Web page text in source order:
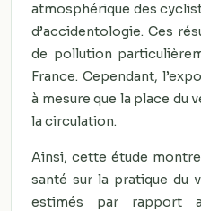
atmosphérique des
d’accidentologie. Ces
de pollution
France. Cependant,
à mesure que la place du
la circulation.
Ainsi, cette étude
santé sur la pratique du
estimés par rapport